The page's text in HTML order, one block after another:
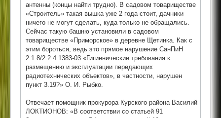
антенны (концы найти трудно). В садовом товариществе
«Строитель» такая вышка уже 2 года стоит, дачники
ничего не могут сделать, куда только не обращались.
Сейчас такую башню установили в садовом
товариществе «Приморское» в деревне Щетинка. Как с
этим бороться, ведь это прямое нарушение СанПиН
2.1.8/2.2.4.1383-03 «Гигиенические требования к
размещению и эксплуатации передающих
радиотехнических объектов», в частности, нарушен
пункт 3.19?» О. И. Рыбко.
Отвечает помощник прокурора Курского района Василий
ЛОКТИОНОВ: «В соответствии со статьей 91